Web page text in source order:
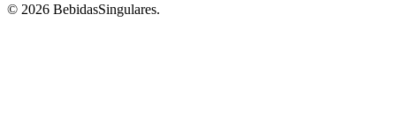
© 2026 BebidasSingulares.